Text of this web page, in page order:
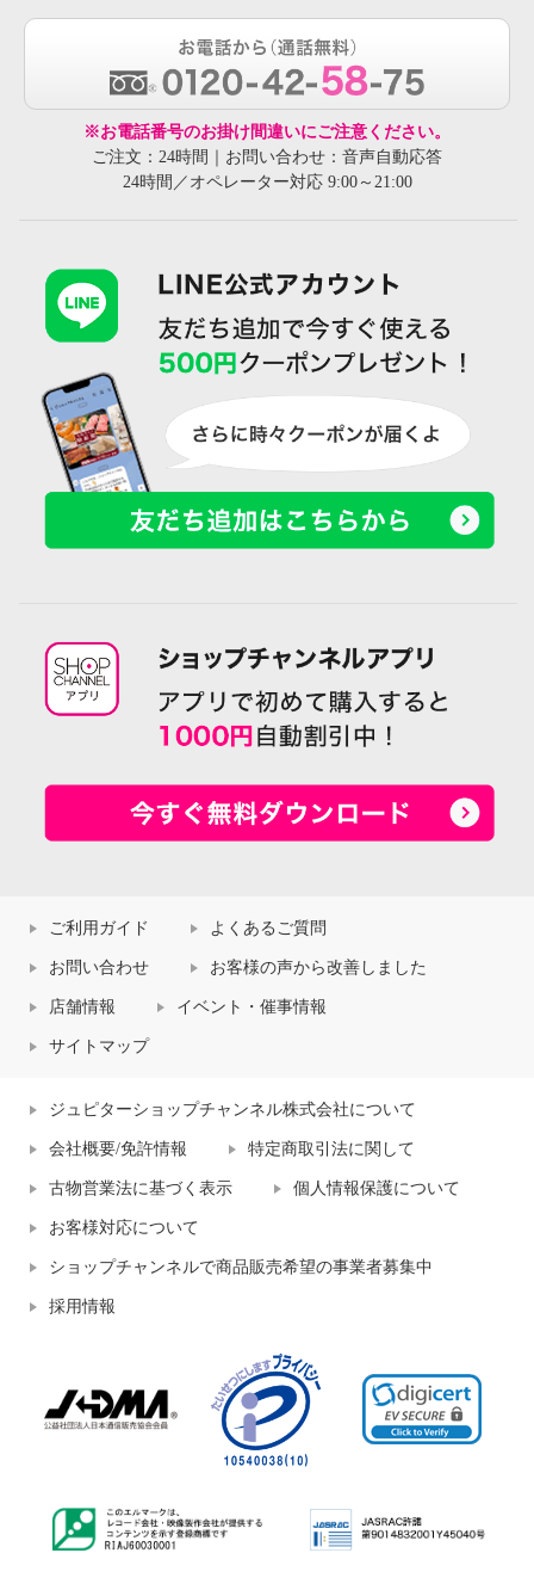
※お電話番号のお掛け間違いにご注意ください。
ご注文：24時間｜お問い合わせ：音声自動応答
24時間／オペレーター対応 9:00～21:00
ご利用ガイド よくあるご質問
お問い合わせ お客様の声から改善しました
店舗情報 イベント・催事情報
サイトマップ
ジュピターショップチャンネル株式会社について
会社概要/免許情報 特定商取引法に関して
古物営業法に基づく表示 個人情報保護について
お客様対応について
ショップチャンネルで商品販売希望の事業者募集中
採用情報